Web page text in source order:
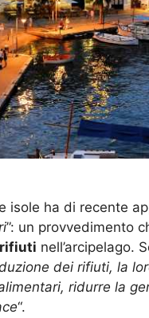
isole ha di recente
”: un provvedimento
nell’arcipelago.
dei rifiuti, la
ridurre la
“.